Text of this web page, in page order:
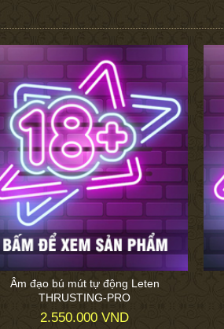
Âm đạo bú mút tự động Leten
THRUSTING-PRO
2.550.000 VND